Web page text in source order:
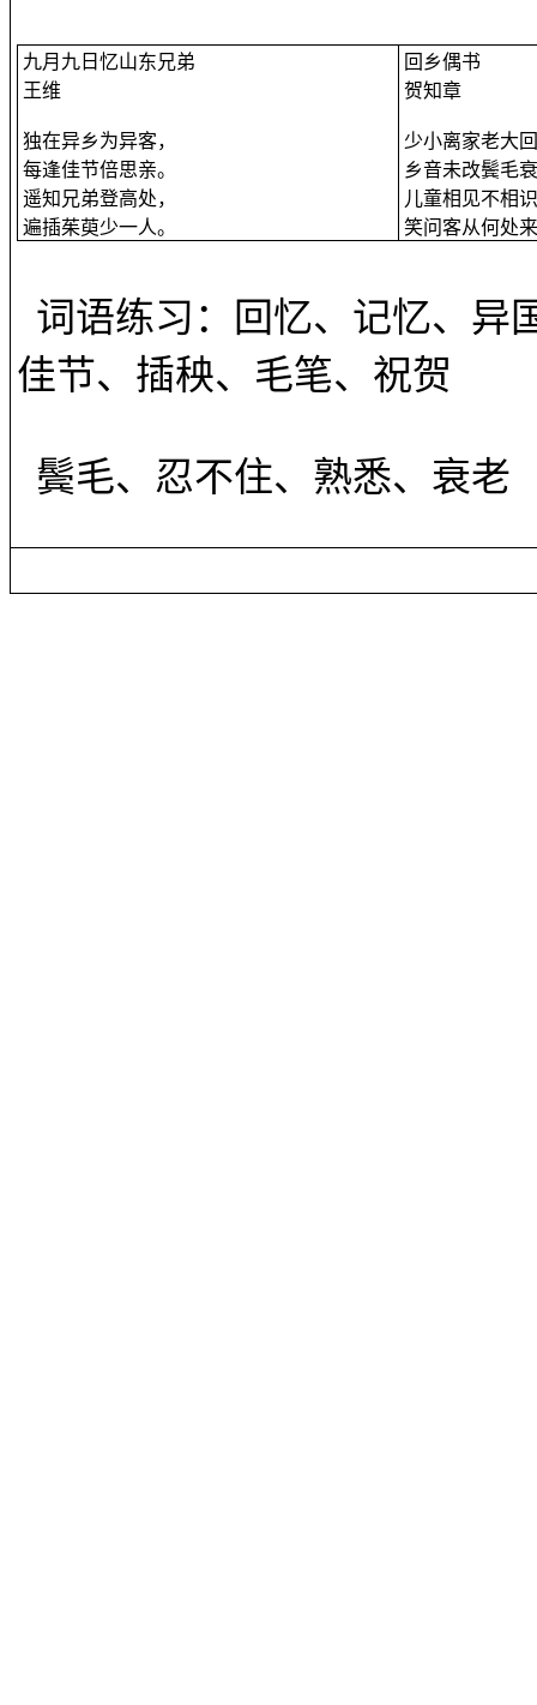
九月九日忆山东兄弟
王维
独在异乡为异客，
每逢佳节倍思亲。
遥知兄弟登高处，
遍插茱萸少一人。
回乡偶书
贺知章
少小离家老大
乡音未改鬓毛
儿童相见不相
笑问客从何处
词语练习：回忆、记忆、异
佳节、插秧、毛笔、祝贺
鬓毛、忍不住、熟悉、衰老